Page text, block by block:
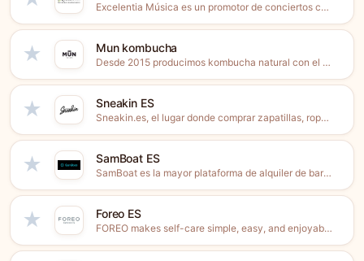
Excelentia Música es un promotor de conciertos con presencia en...
★ Mun kombucha
Desde 2015 producimos kombucha natural con el método tradicional de...
★ Sneakin ES
Sneakin.es, el lugar donde comprar zapatillas, ropa de calle, moda...
★ SamBoat ES
SamBoat es la mayor plataforma de alquiler de barcos online...
★ Foreo ES
FOREO makes self-care simple, easy, and enjoyable - that’s our...